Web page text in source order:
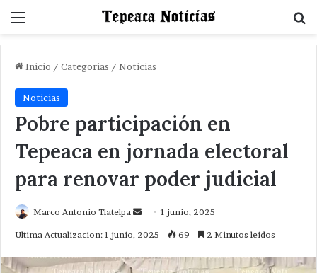
Menu
Inicio / Categorias / Noticias
Noticias
Pobre participación en
Tepeaca en jornada electoral
para renovar poder judicial
Marco Antonio Tlatelpa
Send1 junio, 2025
Ultima Actualizacion: 1 junio, 2025 69 2 Minutos leidos